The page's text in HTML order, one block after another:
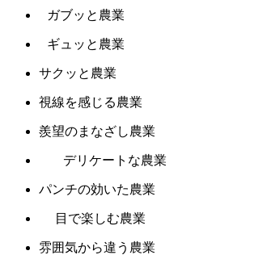
ガブッと農業
ギュッと農業
サクッと農業
視線を感じる農業
羨望のまなざし農業
デリケートな農業
パンチの効いた農業
目で楽しむ農業
雰囲気から違う農業